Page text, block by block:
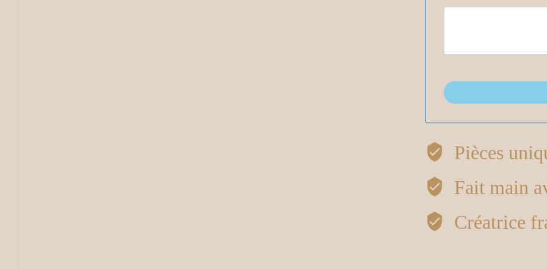
Pièces
Fait main
Créatrice